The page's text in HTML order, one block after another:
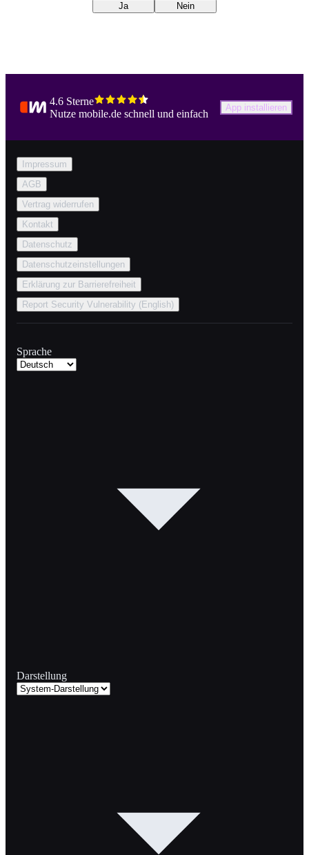
Ja Nein
4.6 Sterne
Nutze mobile.de schnell und einfach
App installieren
Impressum
AGB
Vertrag widerrufen
Kontakt
Datenschutz
Datenschutzeinstellungen
Erklärung zur Barrierefreiheit
Report Security Vulnerability (English)
Sprache
Darstellung